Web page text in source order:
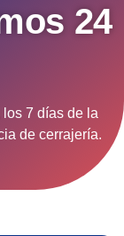
24
7 días de la
de cerrajería.